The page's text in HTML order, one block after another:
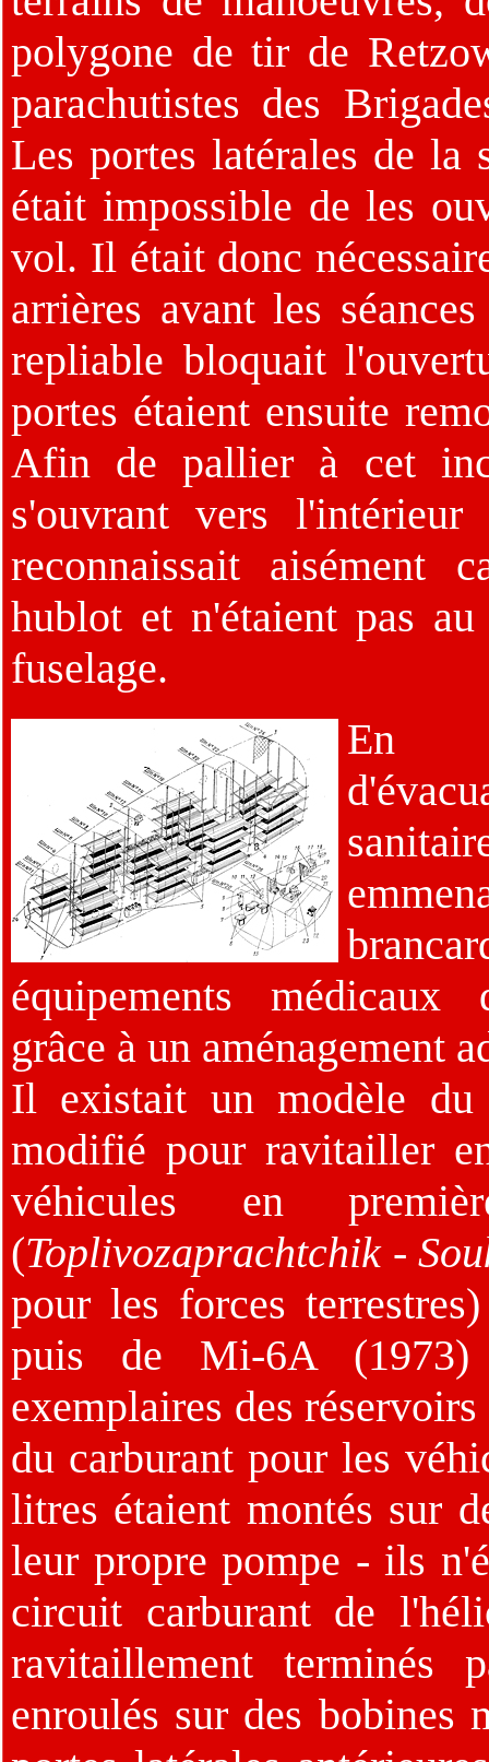
polygone de tir de
parachutistes des
Les portes latérales de la
était impossible de les
vol. Il était donc
arrières avant les
repliable bloquait
portes étaient ensuite
Afin de pallier à cet
s'ouvrant vers
reconnaissait aisément
hublot et n'étaient pas
fuselage.
En
équipements médicaux
grâce à un aménagement
Il existait un modèle du
modifié pour ravitailler
véhicules en
(Toplivozaprachtchik -
pour les forces
puis de Mi-6A (1973)
exemplaires des
du carburant pour les
litres étaient montés sur
leur propre pompe - ils
circuit carburant de
ravitaillement terminés
enroulés sur des bobines